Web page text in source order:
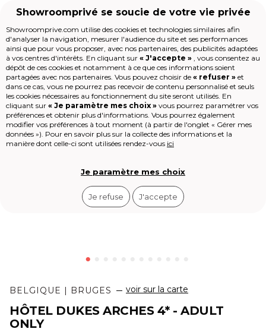
Accueil
Les jours de la Maison
Mode
Voyages
Enfant
Beauté
Sport
TOP DEAL
Voyages Weekend en Europe Bruxelles & Co Hôtel Dukes
BELGIQUE | BRUGES voir sur la carte
HÔTEL DUKES ARCHES 4* - ADULT
ONLY
Showroomprivé se soucie de votre vie privée
Showroomprive.com utilise des cookies et technologies similaires afin
d'analyser la navigation, mesurer l'audience du site et ses performances
ainsi que pour vous proposer, avec nos partenaires, des publicités adaptées
à vos centres d'intérêts. En cliquant sur « J'accepte » , vous consentez au
dépôt de ces cookies et notamment à ce que ces informations soient
partagées avec nos partenaires. Vous pouvez choisir de « refuser » et
dans ce cas, vous ne pourrez pas recevoir de contenu personnalisé et seuls
les cookies nécessaires au fonctionnement du site seront utilisés. En
cliquant sur « Je paramètre mes choix » vous pourrez paramétrer vos
préférences et obtenir plus d'informations. Vous pourrez également
modifier vos préférences à tout moment (à partir de l'onglet « Gérer mes
données »). Pour en savoir plus sur la collecte des informations et la
manière dont celle-ci sont utilisées rendez-vous ici
Je paramètre mes choix
Je refuse J'accepte